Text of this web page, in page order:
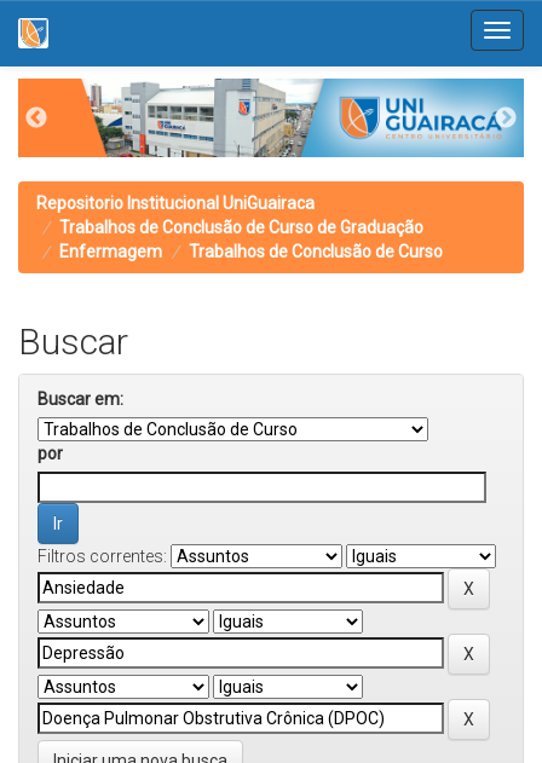
navigation
Repositorio Institucional UniGuairaca
Trabalhos de Conclusão de Curso de Graduação
Enfermagem
Trabalhos de Conclusão de Curso
Buscar
Buscar em:
por
Filtros correntes: